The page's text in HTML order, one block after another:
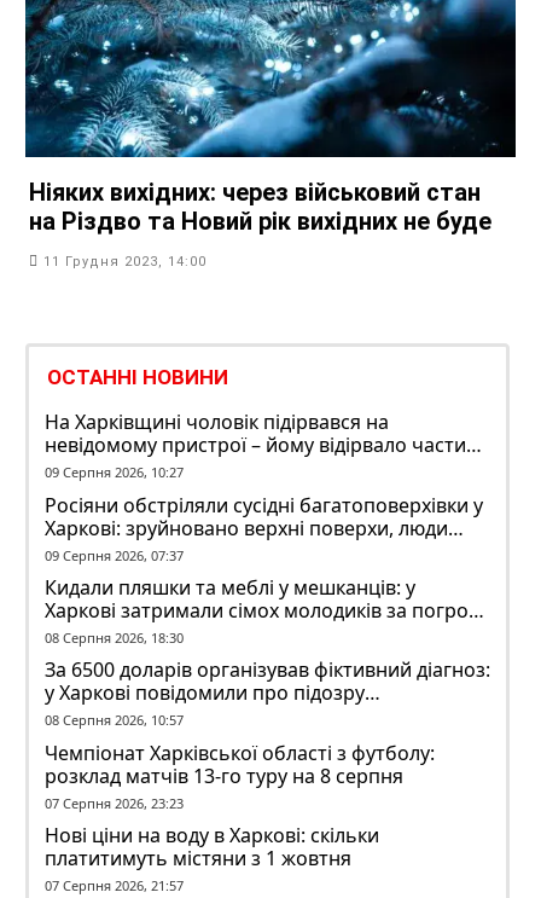
Ніяких вихідних: через військовий стан
на Різдво та Новий рік вихідних не буде
11 Грудня 2023, 14:00
ОСТАННІ НОВИНИ
На Харківщині чоловік підірвався на
невідомому пристрої – йому відірвало частину
руки
09 Серпня 2026, 10:27
Росіяни обстріляли сусідні багатоповерхівки у
Харкові: зруйновано верхні поверхи, люди
заблоковані
09 Серпня 2026, 07:37
Кидали пляшки та меблі у мешканців: у
Харкові затримали сімох молодиків за погром
у гуртожитку
08 Серпня 2026, 18:30
За 6500 доларів організував фіктивний діагноз:
у Харкові повідомили про підозру
ексзавідувачу психлікарні
08 Серпня 2026, 10:57
Чемпіонат Харківської області з футболу:
розклад матчів 13-го туру на 8 серпня
07 Серпня 2026, 23:23
Нові ціни на воду в Харкові: скільки
платитимуть містяни з 1 жовтня
07 Серпня 2026, 21:57